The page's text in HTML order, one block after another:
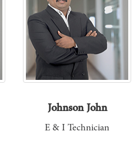
Johnson John
E & I Technician